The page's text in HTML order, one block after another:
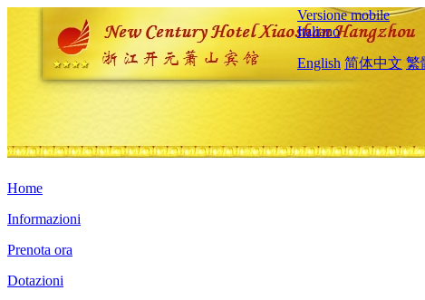
Versione mobile
Italiano
English 简体中文 繁
Home
Informazioni
Prenota ora
Dotazioni